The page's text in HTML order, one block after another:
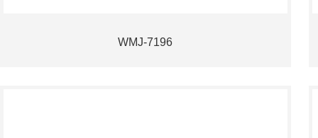
WMJ-7196